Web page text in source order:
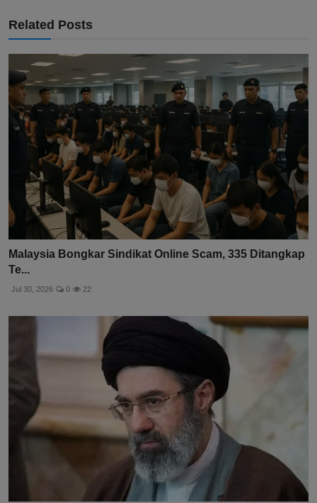
Related Posts
Malaysia Bongkar Sindikat Online Scam, 335 Ditangkap
Te...
Jul 30, 2026 0 22